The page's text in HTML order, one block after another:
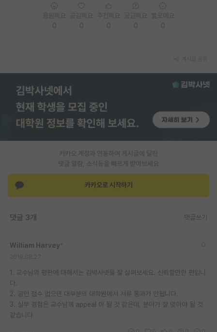
유학교육
이벤트
반도체 아카데미
카카오 계정과 연동하여 게시글에 달린
댓글 알람, 소식등을 빠르게 받아보세요
카카오로 시작하기
댓글 3개 댓글쓰기
William Harvey
1. 교수님의 평판에 대해서는 김박사넷을 잘 살펴보세요. 신뢰할만한 편입니
다.
2. 공인 점수 없으면 대부분의 대학원에서 서류 통과가 안됩니다.
3. 실무 경험은 교수님께 appeal 이 될 것 같은데, 분야가 잘 맞아야 될 것
같습니다